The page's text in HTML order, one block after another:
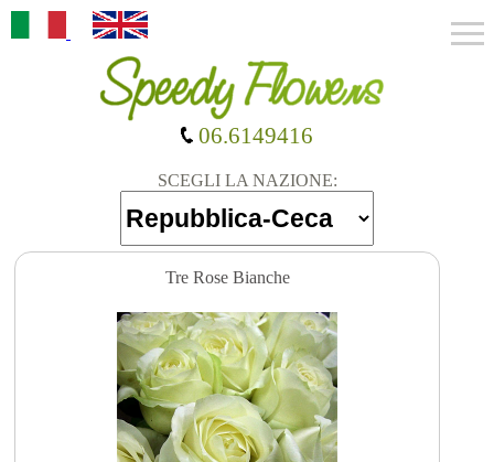
SCEGLI LA NAZIONE:
06.6149416
Tre Rose Bianche